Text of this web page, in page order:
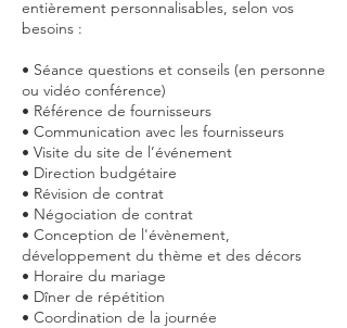
entièrement personnalisables, selon vos
besoins :
• Séance questions et conseils (en personne
ou vidéo conférence)
• Référence de fournisseurs
• Communication avec les fournisseurs
• Visite du site de l’événement
• Direction budgétaire
• Révision de contrat
• Négociation de contrat
• Conception de l'évènement,
développement du thème et des décors
• Horaire du mariage
• Dîner de répétition
• Coordination de la journée